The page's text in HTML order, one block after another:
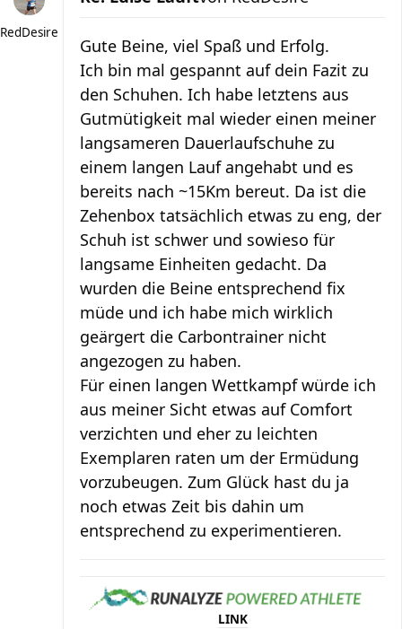
RedDesire
Gute Beine, viel Spaß und Erfolg.
Ich bin mal gespannt auf dein Fazit zu
den Schuhen. Ich habe letztens aus
Gutmütigkeit mal wieder einen meiner
langsameren Dauerlaufschuhe zu
einem langen Lauf angehabt und es
bereits nach ~15Km bereut. Da ist die
Zehenbox tatsächlich etwas zu eng, der
Schuh ist schwer und sowieso für
langsame Einheiten gedacht. Da
wurden die Beine entsprechend fix
müde und ich habe mich wirklich
geärgert die Carbontrainer nicht
angezogen zu haben.
Für einen langen Wettkampf würde ich
aus meiner Sicht etwas auf Comfort
verzichten und eher zu leichten
Exemplaren raten um der Ermüdung
vorzubeugen. Zum Glück hast du ja
noch etwas Zeit bis dahin um
entsprechend zu experimentieren.
LINK